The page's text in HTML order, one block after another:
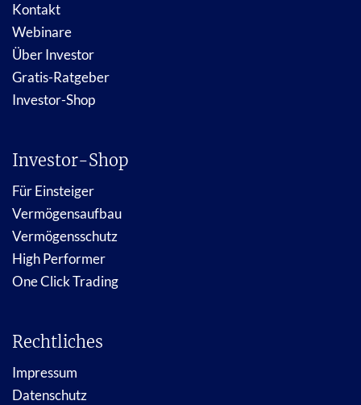
Kontakt
Webinare
Über Investor
Gratis-Ratgeber
Investor-Shop
Investor-Shop
Für Einsteiger
Vermögensaufbau
Vermögensschutz
High Performer
One Click Trading
Rechtliches
Impressum
Datenschutz